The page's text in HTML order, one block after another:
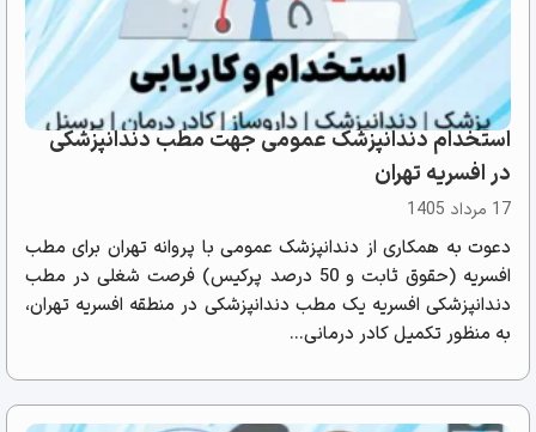
استخدام دندانپزشک عمومی جهت مطب دندانپزشکی
در افسریه تهران
17 مرداد 1405
دعوت به همکاری از دندانپزشک عمومی با پروانه تهران برای مطب
افسریه (حقوق ثابت و 50 درصد پرکیس) فرصت شغلی در مطب
دندانپزشکی افسریه یک مطب دندانپزشکی در منطقه افسریه تهران،
به منظور تکمیل کادر درمانی...